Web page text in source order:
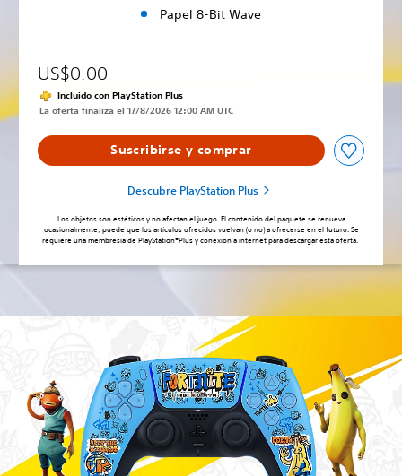
Papel 8-Bit Wave
US$0.00
Incluido con PlayStation Plus
La oferta finaliza el 17/8/2026 12:00 AM UTC
Suscribirse y comprar
Descubre PlayStation Plus
Los objetos son estéticos y no afectan el juego. El contenido del paquete se renueva
ocasionalmente; puede que los artículos ofrecidos vuelvan (o no) a ofrecerse en el futuro. Se
requiere una membresía de PlayStation®Plus y conexión a internet para descargar esta oferta.